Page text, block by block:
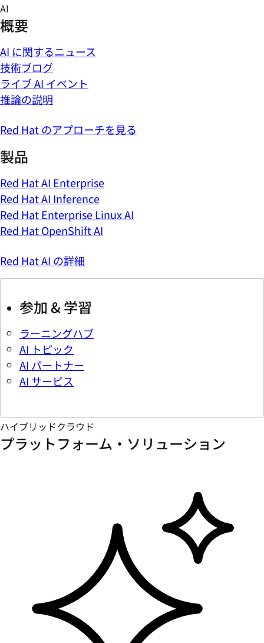
Skip
to
content
AI
概要
AI に関するニュース
技術ブログ
ライブ AI イベント
推論の説明
Red Hat のアプローチを見る
製品
Red Hat AI Enterprise
Red Hat AI Inference
Red Hat Enterprise Linux AI
Red Hat OpenShift AI
Red Hat AI の詳細
参加 & 学習
ラーニングハブ
AI トピック
AI パートナー
AI サービス
ハイブリッドクラウド
プラットフォーム・ソリューション